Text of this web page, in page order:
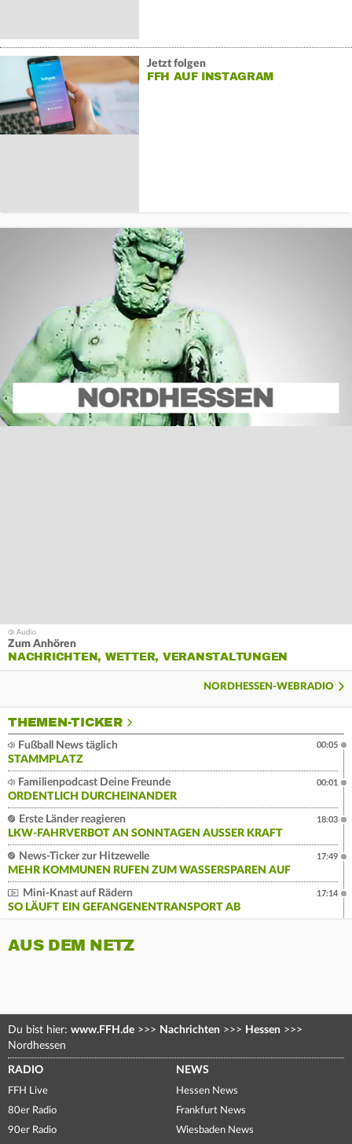
Jetzt folgen
FFH AUF INSTAGRAM
Zum Anhören
NACHRICHTEN, WETTER, VERANSTALTUNGEN
NORDHESSEN-WEBRADIO
THEMEN-TICKER
Fußball News täglich
STAMMPLATZ
00:05
Familienpodcast Deine Freunde
ORDENTLICH DURCHEINANDER
00:01
Erste Länder reagieren
LKW-FAHRVERBOT AN SONNTAGEN AUSSER KRAFT
18:03
News-Ticker zur Hitzewelle
MEHR KOMMUNEN RUFEN ZUM WASSERSPAREN AUF
17:49
Mini-Knast auf Rädern
SO LÄUFT EIN GEFANGENENTRANSPORT AB
17:14
AUS DEM NETZ
Du bist hier: www.FFH.de >>> Nachrichten >>> Hessen >>>
Nordhessen
RADIO
FFH Live
80er Radio
90er Radio
NEWS
Hessen News
Frankfurt News
Wiesbaden News